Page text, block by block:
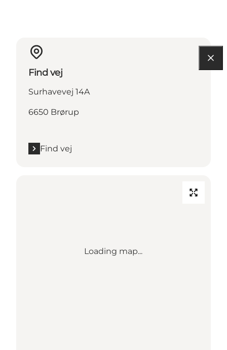
Find vej
Surhavevej 14A
6650 Brørup
Find vej
Loading map...